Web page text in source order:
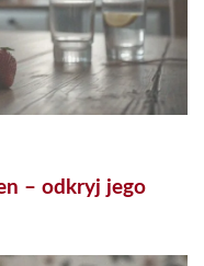
– odkryj jego